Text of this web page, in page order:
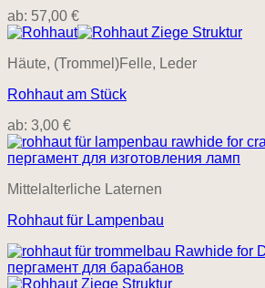
ab: 57,00 €
Häute, (Trommel)Felle, Leder
Rohhaut am Stück
ab: 3,00 €
Mittelalterliche Laternen
Rohhaut für Lampenbau